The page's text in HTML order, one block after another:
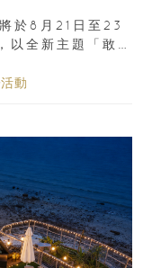
於8月21日至23
以全新主題「敢
動